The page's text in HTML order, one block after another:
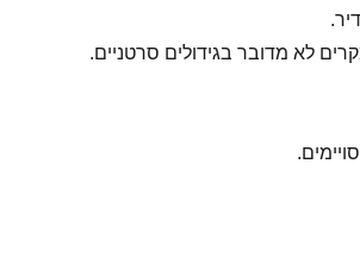
לא מדובר בגידולים סרטניים.